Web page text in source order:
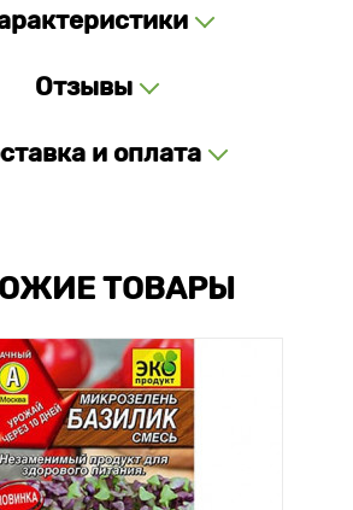
Отзывы
и оплата
ТОВАРЫ